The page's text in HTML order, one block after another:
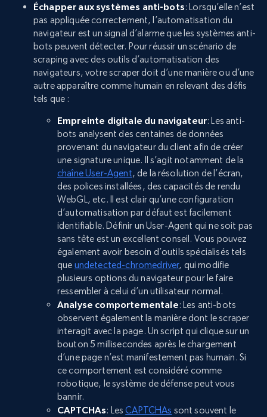
Échapper aux systèmes anti-bots: Lorsqu’elle n’est
pas appliquée correctement, l’automatisation du
navigateur est un signal d’alarme que les systèmes anti-
bots peuvent détecter. Pour réussir un scénario de
scraping avec des outils d’automatisation des
navigateurs, votre scraper doit d’une manière ou d’une
autre apparaître comme humain en relevant des défis
tels que :
Empreinte digitale du navigateur: Les anti-
bots analysent des centaines de données
provenant du navigateur du client afin de créer
une signature unique. Il s’agit notamment de la
chaîne User-Agent, de la résolution de l’écran,
des polices installées, des capacités de rendu
WebGL, etc. Il est clair qu’une configuration
d’automatisation par défaut est facilement
identifiable. Définir un User-Agent qui ne soit pas
sans tête est un excellent conseil. Vous pouvez
également avoir besoin d’outils spécialisés tels
que undetected-chromedriver, qui modifie
plusieurs options du navigateur pour le faire
ressembler à celui d’un utilisateur normal.
Analyse comportementale: Les anti-bots
observent également la manière dont le scraper
interagit avec la page. Un script qui clique sur un
bouton 5 millisecondes après le chargement
d’une page n’est manifestement pas humain. Si
ce comportement est considéré comme
robotique, le système de défense peut vous
bannir.
CAPTCHAs: LesCAPTCHAs sont souvent le